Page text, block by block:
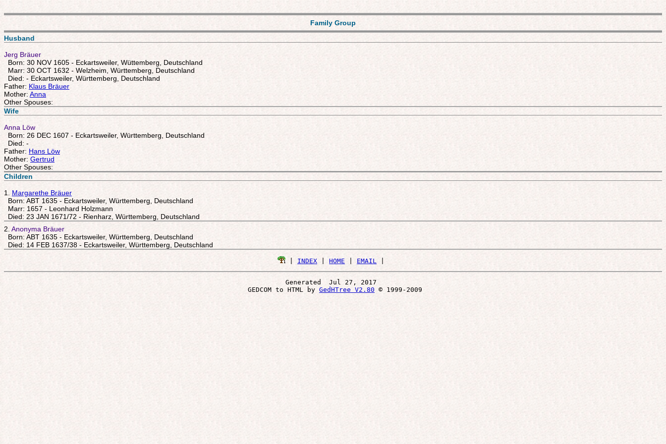
Family Group
Husband
Jerg Bräuer
Born: 30 NOV 1605 - Eckartsweiler, Wüttemberg, Deutschland
Marr: 30 OCT 1632 - Welzheim, Württemberg, Deutschland
Died: - Eckartsweiler, Württemberg, Deutschland
Father: Klaus Bräuer
Mother: Anna
Other Spouses:
Wife
Anna Löw
Born: 26 DEC 1607 - Eckartsweiler, Württemberg, Deutschland
Died: -
Father: Hans Löw
Mother: Gertrud
Other Spouses:
Children
1. Margarethe Bräuer
Born: ABT 1635 - Eckartsweiler, Württemberg, Deutschland
Marr: 1657 - Leonhard Holzmann
Died: 23 JAN 1671/72 - Rienharz, Württemberg, Deutschland
2. Anonyma Bräuer
Born: ABT 1635 - Eckartsweiler, Württemberg, Deutschland
Died: 14 FEB 1637/38 - Eckartsweiler, Württemberg, Deutschland
INDEX HOME EMAIL
Generated  Jul 27, 2017
GEDCOM to HTML by GedHTree V2.80 © 1999-2009